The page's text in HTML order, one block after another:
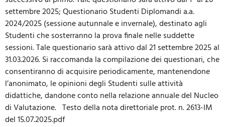
settembre 2025; Questionario Studenti Diplomandi a.a.
2024/2025 (sessione autunnale e invernale), destinato agli
Studenti che sosterranno la prova finale nelle suddette
sessioni. Tale questionario sarà attivo dal 21 settembre 2025 al
31.03.2026. Si raccomanda la compilazione dei questionari, che
consentiranno di acquisire periodicamente, mantenendone
l’anonimato, le opinioni degli Studenti sulle attività
didattiche, dandone conto nella relazione annuale del Nucleo
di Valutazione. Testo della nota direttoriale prot. n. 2613-IM
del 15.07.2025.pdf